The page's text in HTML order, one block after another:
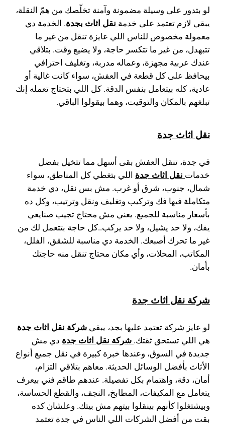
لو بتدور على وسيلة مضمونة وآمنة تخلّصك من همّ النقلة،
يبقى لازم تعتمد على خدمة نقل اثاث بجدة. الخدمة دي
معمولة مخصوص للناس اللي عايزة تنقل من غير ما
تتبهدل، من غير ما تتكسر حاجة، ولا يضيع وقت. بتلاقي
عندك عربية مجهزة، وعماله مدربة، وتغليف احترافي
بيحافظ على كل قطعة في العفش، سواء كانت غالية أو
عادية، كله بيتعامل بنفس الدقة. كل اللي بتحتاج تعمله إنك
تبلغهم بالمكان والتوقيت، وهما بيقولوا الباقي.
نقل اثاث جدة
في جدة، تنقل العفش بقى أسهل مما تتخيل بفضل
خدمات نقل اثاث جدة اللي بتغطي كل المناطق، سواء
شمال، جنوب، شرق أو غرب. مش بس نقل، دي خدمة
متكاملة فيها فك وتركيب وتغليف ونقل وترتيب، وكل ده
بأسعار مناسبة للجميع. يعني مش محتاج تجيب صنايعي
يفك، ولا حد يشيل، ولا حد يركب..كل حاجة بتتعمل لك من
غير ما تحرك أصبعك. الخدمة دي مناسبة للشقق، الفلل،
المكاتب، المحلات، وأي مكان محتاج تنقل منه حاجتك
بأمان.
شركة نقل اثاث جدة
لو عايز شركة تعتمد عليها بجد، يبقى شركة نقل اثاث جدة
هي اللي تستحق ثقتك. شركة نقل اثاث جدة دي مش
جديدة في السوق، وعندها خبرة كبيرة في نقل جميع أنواع
الأثاث بأفضل الوسائل الحديثة. معاهم بتلاقي التزام،
أمان، دقة، واهتمام بكل تفصيلة. عندهم طاقم فني بيعرف
يتعامل مع المكيفات، المطابخ، النجف، والقطع الحساسة،
وبيشتغلوا كأنهم بينقلوا بيتهم مش بيتك. وعلشان كده
بقت من أفضل الشركات اللي الناس في جدة تعتمد